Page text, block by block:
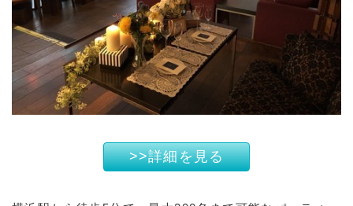
>>詳細を見る